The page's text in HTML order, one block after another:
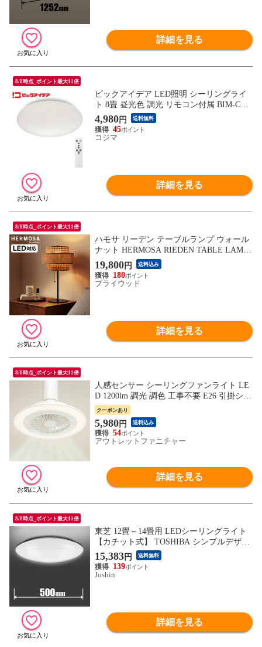
詳細を見る
8/8時点_ポイント最大11倍
ビックアイデア LED照明 シーリングライ
ト 8畳 昼光色 調光 リモコン付属 BIM-CL0
81D
4,980円 送料無料
45
コジマ
詳細を見る
8/8時点_ポイント最大11倍
ハモサ リーデン テーブルランプ ウォール
ナット HERMOSA RIEDEN TABLE LAMP
WALNUT ≪RN-006WAL≫ 卓上ライト 卓
上照明 おしゃれ 北欧デザイン リビング ダ
イニング ベッドルーム インテリア 自然素
19,800円 送料込み
180
プライウッド
詳細を見る
8/8時点_ポイント最大11倍
人感センサー シーリングファンライト LE
D 1200lm 調光 調色 工事不要 E26 引掛シー
リング 兼用 小型 扇風機 サーキュレーター
電球 ソケット トイレ 脱衣所 キッチン 玄
関 換気 節電 リモコン付 1年保証 2026年型
クーポンあり
5,980円 送料込み
54
アウトレットファニチャー
詳細を見る
8/8時点_ポイント最大11倍
東芝 12畳～14畳用 LEDシーリングライト
【カチット式】 TOSHIBA シンプルデザイ
ン 調光・調色タイプ NLEH14002E-LC
【返品種別A】
15,383円 送料無料
139
Joshin
詳細を見る